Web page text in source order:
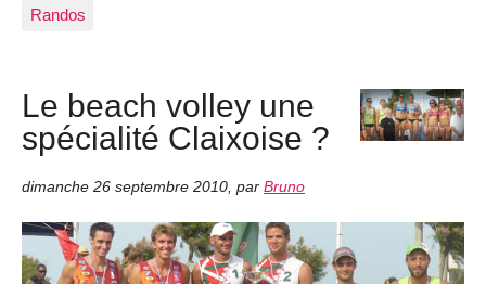
Randos
Le beach volley une
spécialité Claixoise ?
dimanche 26 septembre 2010 par Bruno